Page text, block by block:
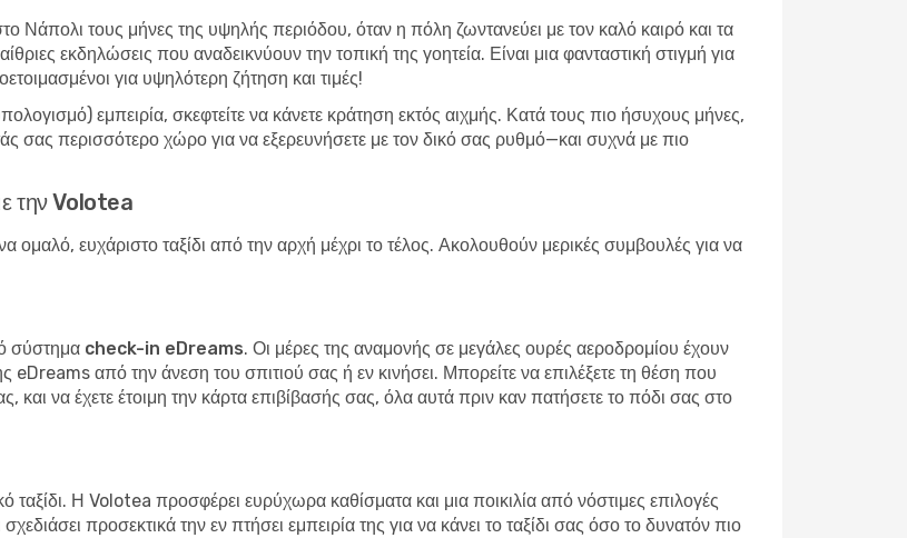
Νάπολι τους μήνες της υψηλής περιόδου, όταν η πόλη ζωντανεύει με τον καλό καιρό και τα
εκδηλώσεις που αναδεικνύουν την τοπική της γοητεία. Είναι μια φανταστική στιγμή για
για υψηλότερη ζήτηση και τιμές!
εμπειρία, σκεφτείτε να κάνετε κράτηση εκτός αιχμής. Κατά τους πιο ήσυχους μήνες,
σας περισσότερο χώρο για να εξερευνήσετε με τον δικό σας ρυθμό—και συχνά με πιο
την Volotea
ομαλό, ευχάριστο ταξίδι από την αρχή μέχρι το τέλος. Ακολουθούν μερικές συμβουλές για να
σύστημα check-in eDreams. Οι μέρες της αναμονής σε μεγάλες ουρές αεροδρομίου έχουν
από την άνεση του σπιτιού σας ή εν κινήσει. Μπορείτε να επιλέξετε τη θέση που
να έχετε έτοιμη την κάρτα επιβίβασής σας, όλα αυτά πριν καν πατήσετε το πόδι σας στο
ταξίδι. Η Volotea προσφέρει ευρύχωρα καθίσματα και μια ποικιλία από νόστιμες επιλογές
προσεκτικά την εν πτήσει εμπειρία της για να κάνει το ταξίδι σας όσο το δυνατόν πιο